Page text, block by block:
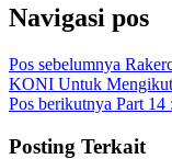
Navigasi pos
Pos sebelumnya
KONI Untuk
Pos berikutnya Part
Posting Terkait